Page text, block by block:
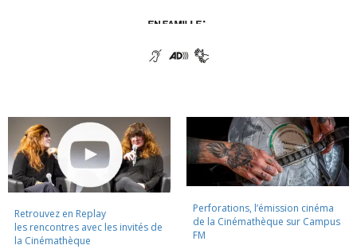
Retrouvez en Replay
les rencontres avec les invités de
la Cinémathèque
Perforations, l’émission cinéma
de la Cinémathèque sur Campus
FM